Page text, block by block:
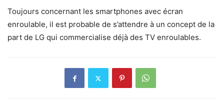
Toujours concernant les smartphones avec écran
enroulable, il est probable de s’attendre à un concept de la
part de LG qui commercialise déjà des TV enroulables.